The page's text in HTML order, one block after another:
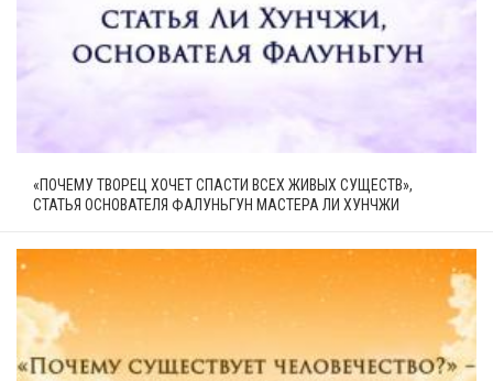
«ПОЧЕМУ ТВОРЕЦ ХОЧЕТ СПАСТИ ВСЕХ ЖИВЫХ СУЩЕСТВ»,
СТАТЬЯ ОСНОВАТЕЛЯ ФАЛУНЬГУН МАСТЕРА ЛИ ХУНЧЖИ